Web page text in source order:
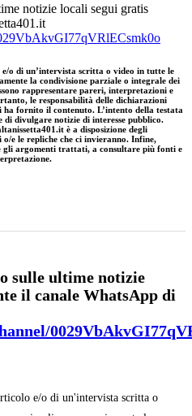
notizie locali segui gratis
o di un’intervista scritta o video in tutte le
la condivisione parziale o integrale dei
rappresentare pareri, interpretazioni e
le responsabilità delle dichiarazioni
ha fornito il contenuto. L’intento della testata
divulgare notizie di interesse pubblico.
è a disposizione degli
e le repliche che ci invieranno. Infine,
argomenti trattati, a consultare più fonti e
sulle ultime notizie
il canale WhatsApp di
e/o di un'intervista scritta o